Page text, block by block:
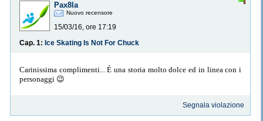
Pax8la
Nuovo recensore
15/03/16, ore 17:19
Cap. 1: Ice Skating Is Not For Chuck
Carinissima complimenti... É una storia molto dolce ed in linea con i
personaggi 😉
Segnala violazione